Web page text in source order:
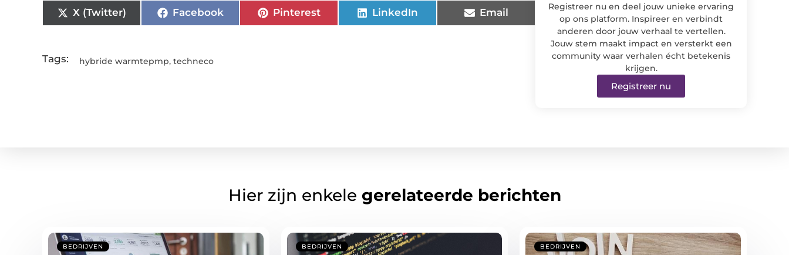
X (Twitter) Facebook Pinterest LinkedIn Email
Tags: hybride warmtepmp, techneco
Registreer nu en deel jouw unieke ervaring
op ons platform. Inspireer en verbindt
anderen door jouw verhaal te vertellen.
Jouw stem maakt impact en versterkt een
community waar verhalen écht betekenis
krijgen.
Registreer nu
Hier zijn enkele gerelateerde berichten
BEDRIJVEN BEDRIJVEN BEDRIJVEN